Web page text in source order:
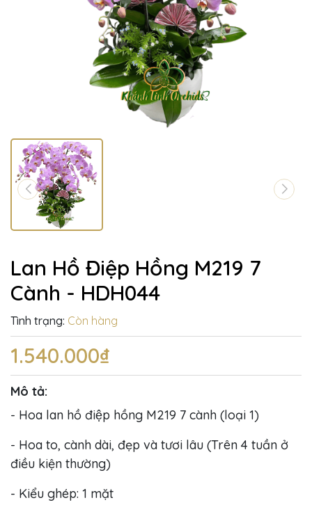
Lan Hồ Điệp Hồng M219 7
Cành - HDH044
Tình trạng: Còn hàng
1.540.000₫
Mô tả:
- Hoa lan hồ điệp hồng M219 7 cành (loại 1)
- Hoa to, cành dài, đẹp và tươi lâu (Trên 4 tuần ở
điều kiện thường)
- Kiểu ghép: 1 mặt